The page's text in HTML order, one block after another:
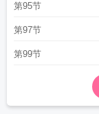
第95节
第97节
第99节